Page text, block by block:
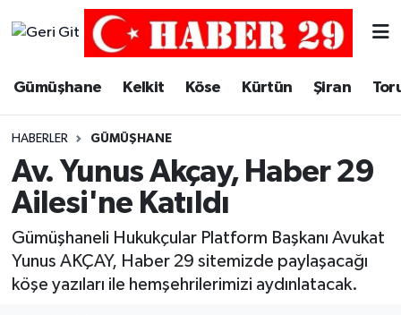
Gümüşhane Kelkit Köse Kürtün Şiran
HABERLER GÜMÜŞHANE
Av. Yunus Akçay, Haber 29
Ailesi'ne Katıldı
Gümüşhaneli Hukukçular Platform Başkanı Avukat
Yunus AKÇAY, Haber 29 sitemizde paylaşacağı
köşe yazıları ile hemşehrilerimizi aydınlatacak.
Merkez Trafik Yoğunluk Haritası
Süper Lig Puan Durumu ve Fikstür
Tüm Manşetler
Son Dakika Haberleri
Haber Arşivi